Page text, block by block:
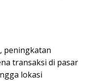
peningkatan
transaksi di pasar
lokasi